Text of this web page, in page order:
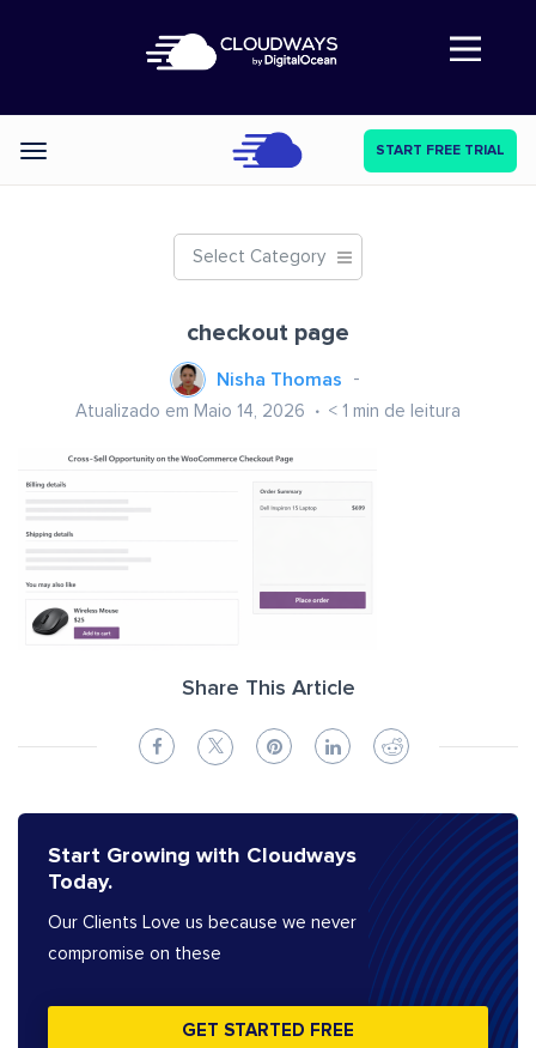
Abre a navegação
Categories START FREE TRIAL
Select Category
checkout page
Nisha Thomas
Atualizado em Maio 14, 2026 < 1 min de leitura
Share This Article
Start Growing with Cloudways
Today.
Our Clients Love us because we never
compromise on these
GET STARTED FREE